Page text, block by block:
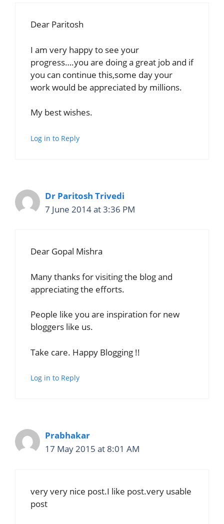
Dear Paritosh
I am very happy to see your
progress….you are doing a great job and if
you can continue this,some day your
work would be appreciated by millions.
My best wishes.
Log in to Reply
Dr Paritosh Trivedi
7 June 2014 at 3:36 PM
Dear Gopal Mishra
Many thanks for visiting the blog and
appreciating the efforts.
People like you are inspiration for new
bloggers like us.
Take care. Happy Blogging !!
Log in to Reply
Prabhakar
17 May 2015 at 8:01 AM
very very nice post.I like post.very usable
post